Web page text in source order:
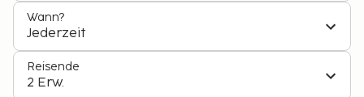
Wann?
Jederzeit
Reisende
2 Erw.